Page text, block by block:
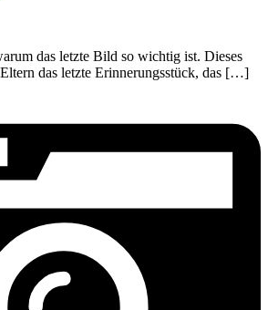
das letzte Bild so wichtig ist. Dieses
das letzte Erinnerungsstück, das […]